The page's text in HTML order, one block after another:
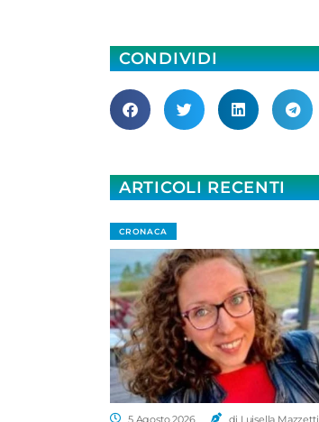
CONDIVIDI
ARTICOLI RECENTI
CRONACA
5 Agosto 2026
di Luisella Mazzetti